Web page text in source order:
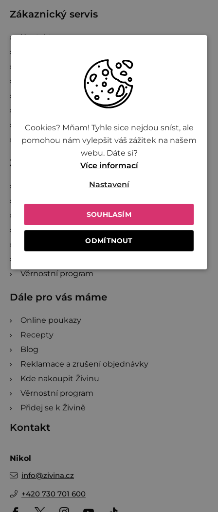
Zákaznický servis
Kontakty
Podmínky ochrany osobních údajů
Kde nakoupit Živinu
Reklamace a zrušení objednávky
Sledování zásilek
Jsme Živina
Investujte do Živiny
Přidej se k Živině
Věrnostní program
Dále pro vás máme
Online poukazy
Recepty
Blog
Reklamace a zrušení objednávky
Kde nakoupit Živinu
Věrnostní program
Přidej se k Živině
Kontakt
Nikol
info@zivina.cz
+420 730 701 600
Cookies? Mňam! Tyhle sice nejdou sníst, ale
pomohou nám vylepšit váš zážitek na našem
webu. Dáte si?
Více informací
SOUHLASÍM
ODMÍTNOUT
Nastavení